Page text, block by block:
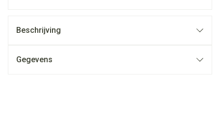
Beschrijving
Gegevens